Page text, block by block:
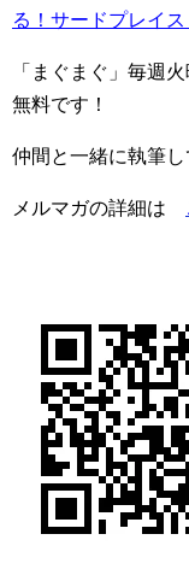
る！サードプレイ
「まぐまぐ」毎週
無料です！
仲間と一緒に執筆し
メルマガの詳細は